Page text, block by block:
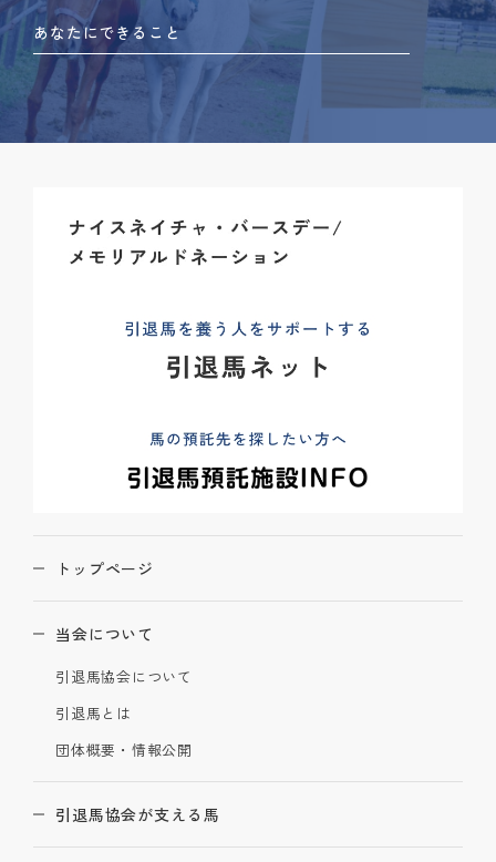
あなたにできること
トップページ
当会について
引退馬協会について
引退馬とは
団体概要・情報公開
引退馬協会が支える馬